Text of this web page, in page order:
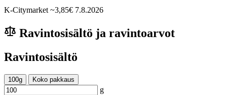
K-Citymarket ~3,85€ 7.8.2026
Ravintosisältö ja ravintoarvot
Ravintosisältö
100g Koko pakkaus
g